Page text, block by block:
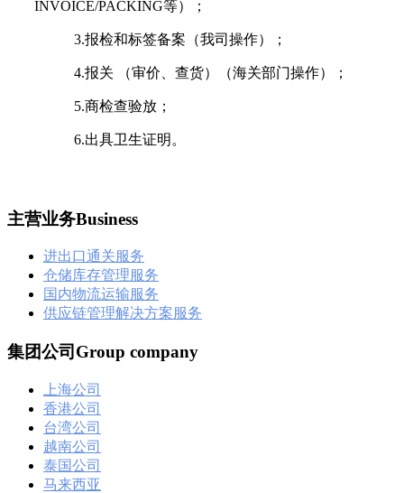
INVOICE/PACKING等）；
3.报检和标签备案（我司操作）；
4.报关 （审价、查货）（海关部门操作）；
5.商检查验放；
6.出具卫生证明。
主营业务Business
进出口通关服务
仓储库存管理服务
国内物流运输服务
供应链管理解决方案服务
集团公司Group company
上海公司
香港公司
台湾公司
越南公司
泰国公司
马来西亚